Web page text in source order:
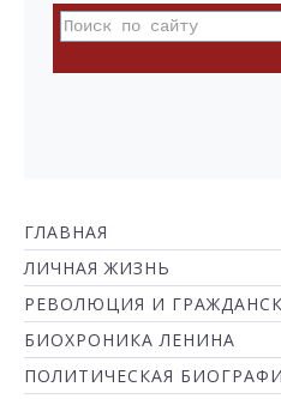
ГЛАВНАЯ
ЛИЧНАЯ ЖИЗНЬ
РЕВОЛЮЦИЯ И
БИОХРОНИКА ЛЕНИНА
ПОЛИТИЧЕСКАЯ